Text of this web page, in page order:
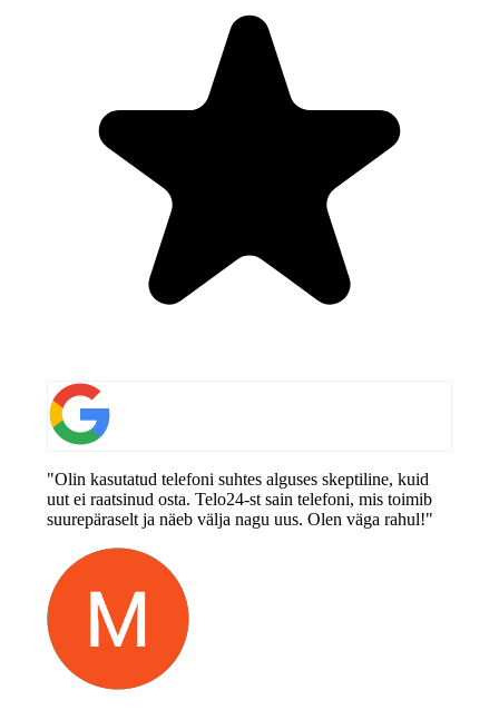
"Olin kasutatud telefoni suhtes alguses skeptiline, kuid
uut ei raatsinud osta. Telo24-st sain telefoni, mis toimib
suurepäraselt ja näeb välja nagu uus. Olen väga rahul!"